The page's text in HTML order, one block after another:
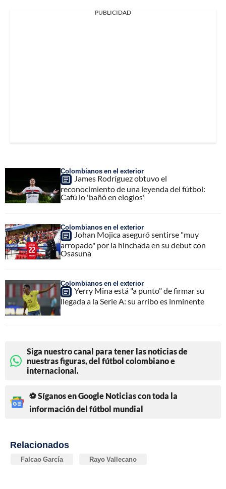
PUBLICIDAD
Colombianos en el exterior
James Rodríguez obtuvo el
reconocimiento de una leyenda del fútbol:
Cafú lo 'bañó en elogios'
Colombianos en el exterior
Johan Mojica aseguró sentirse "muy
arropado" por la hinchada en su debut con
Osasuna
Colombianos en el exterior
Yerry Mina está "a punto" de firmar su
llegada a la Serie A: su arribo es inminente
Siga nuestro canal para tener las noticias de
nuestras figuras, del fútbol colombiano e
internacional.
⚽ Síganos en Google Noticias con toda la
información del fútbol mundial
Relacionados
Falcao García Rayo Vallecano